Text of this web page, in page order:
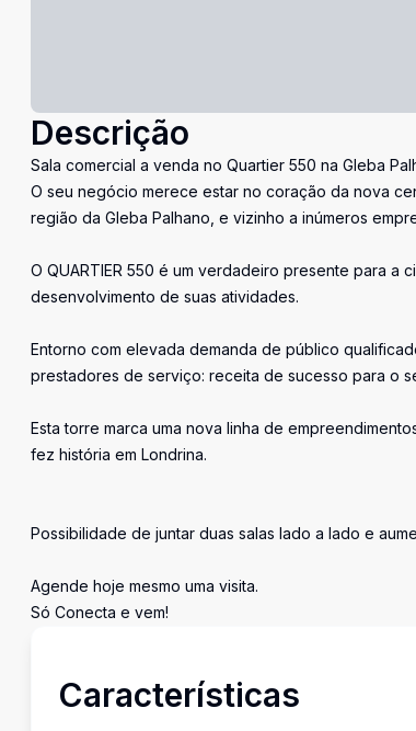
Descrição
Sala comercial a venda no Quartier 550 na Gleba
O seu negócio merece estar no coração da nova
região da Gleba Palhano, e vizinho a inúmeros
O QUARTIER 550 é um verdadeiro presente para a
desenvolvimento de suas atividades.
Entorno com elevada demanda de público
prestadores de serviço: receita de sucesso para o
Esta torre marca uma nova linha de
fez história em Londrina.
Possibilidade de juntar duas salas lado a lado e
Agende hoje mesmo uma visita.
Só Conecta e vem!
Características